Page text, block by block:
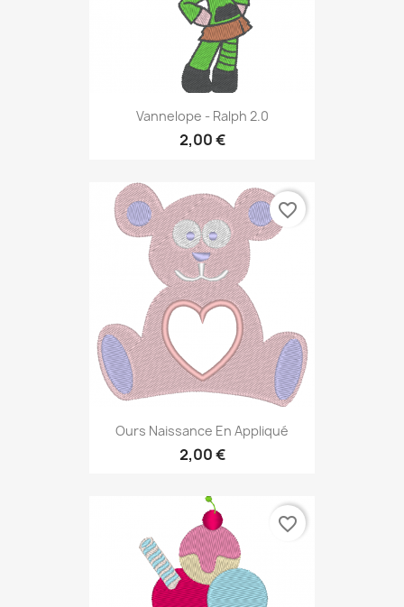
Vannelope - Ralph 2.0
2,00 €
Ours Naissance En Appliqué
2,00 €
favorite_border
favorite_border